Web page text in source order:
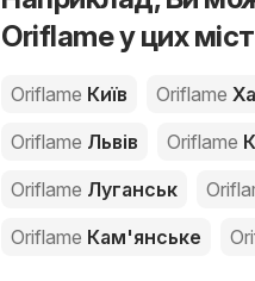
Oriflame у цих
Oriflame Київ Oriflame
Oriflame Львів Oriflame
Oriflame Луганськ
Oriflame Кам'янське